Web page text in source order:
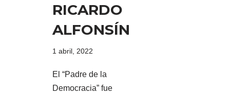
RICARDO
ALFONSÍN
1 abril, 2022
El “Padre de la
Democracia” fue